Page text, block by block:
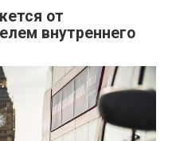
от
внутреннего